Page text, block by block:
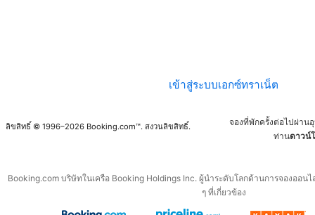
เข้าสู่ระบบเอกซ์ทราเน็ต
ลิขสิทธิ์ © 1996–2026 Booking.com™. สงวนลิขสิทธิ์.
จองที่พักครั้งต่อไปผ่าน
ท่านดาวน์
Booking.com บริษัทในเครือ Booking Holdings Inc. ผู้นำระดับโลกด้านการจองออน
ๆ ที่เกี่ยวข้อง